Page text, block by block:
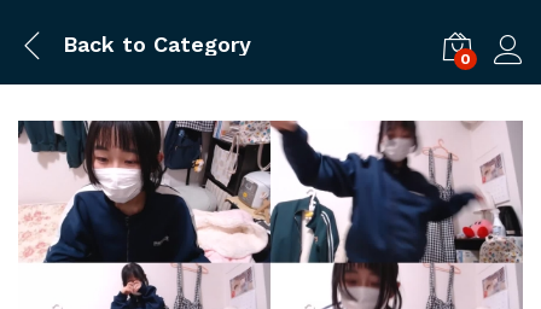
Back to Category
0